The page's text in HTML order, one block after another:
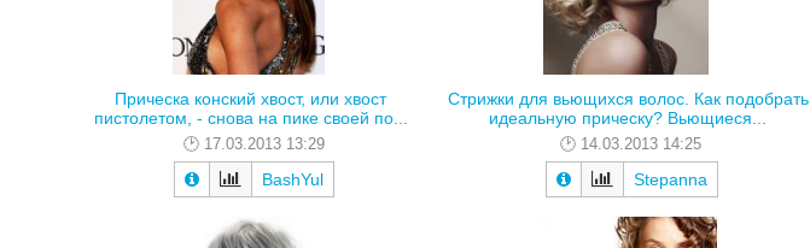
Прическа конский хвост, или хвост
пистолетом, - снова на пике своей по...
17.03.2013 13:29
BashYul
Стрижки для вьющихся волос. Как подобрать
идеальную прическу? Вьющиеся...
14.03.2013 14:25
Stepanna